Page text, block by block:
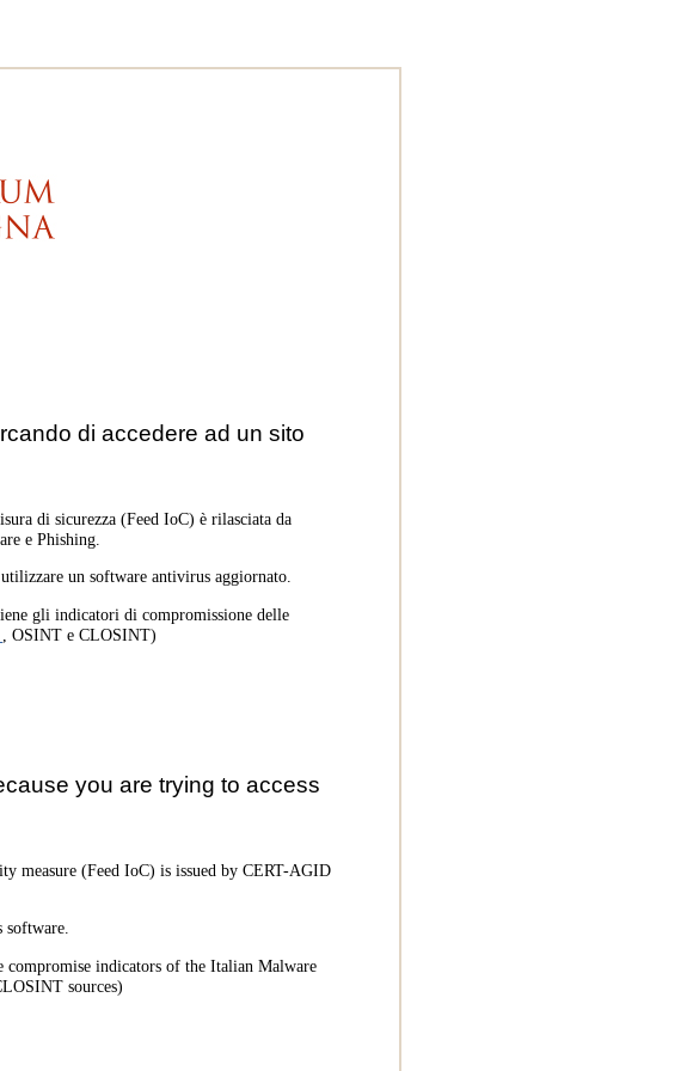
di accedere ad un sito
di sicurezza (Feed IoC) è rilasciata da
e Phishing.
un software antivirus aggiornato.
gli indicatori di compromissione delle
, OSINT e CLOSINT)
you are trying to access
measure (Feed IoC) is issued by CERT-AGID
software.
indicators of the Italian Malware
sources)